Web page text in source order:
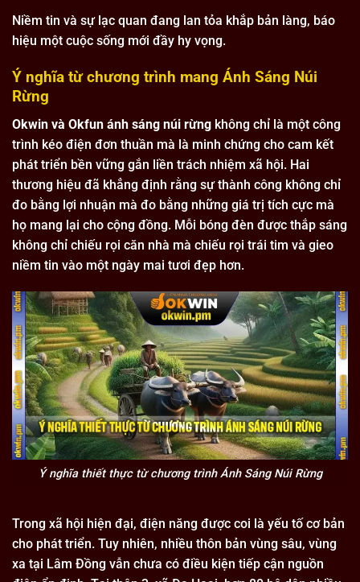
Niềm tin và sự lạc quan đang lan tỏa khắp bản làng, báo
hiệu một cuộc sống mới đầy hy vọng.
Ý nghĩa từ chương trình mang Ánh Sáng Núi
Rừng
Okwin và Okfun ánh sáng núi rừng không chỉ là một công
trình kéo điện đơn thuần mà là minh chứng cho cam kết
phát triển bền vững gắn liền trách nhiệm xã hội. Hai
thương hiệu đã khẳng định rằng sự thành công không chỉ
đo bằng lợi nhuận mà đo bằng những giá trị tích cực mà
họ mang lại cho cộng đồng. Mỗi bóng đèn được thắp sáng
không chỉ chiếu rọi căn nhà mà chiếu rọi trái tim và gieo
niềm tin vào một ngày mai tươi đẹp hơn.
Ý nghĩa thiết thực từ chương trình Ánh Sáng Núi Rừng
Trong xã hội hiện đại, điện năng được coi là yếu tố cơ bản
cho phát triển. Tuy nhiên, nhiều thôn bản vùng sâu, vùng
xa tại Lâm Đồng vẫn chưa có điều kiện tiếp cận nguồn